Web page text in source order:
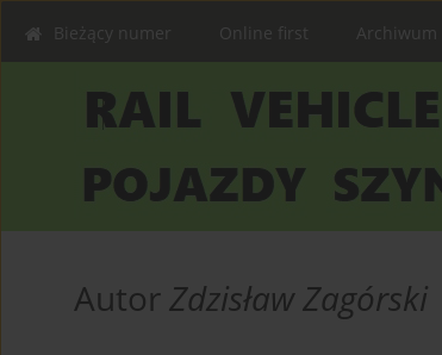
Bieżący numer Online first Archiwum
AutorZdzisław Zagórski